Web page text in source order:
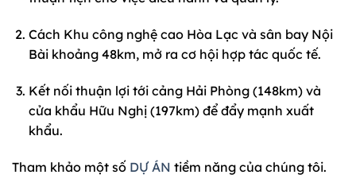
Cách Khu công nghệ cao Hòa Lạc và sân bay Nội
Bài khoảng 48km, mở ra cơ hội hợp tác quốc tế.
Kết nối thuận lợi tới cảng Hải Phòng (148km) và
cửa khẩu Hữu Nghị (197km) để đẩy mạnh xuất
khẩu.
Tham khảo một số DỰ ÁN tiềm năng của chúng tôi.